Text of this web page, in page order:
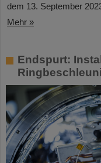
dem 13. September
Mehr »
Endspurt: